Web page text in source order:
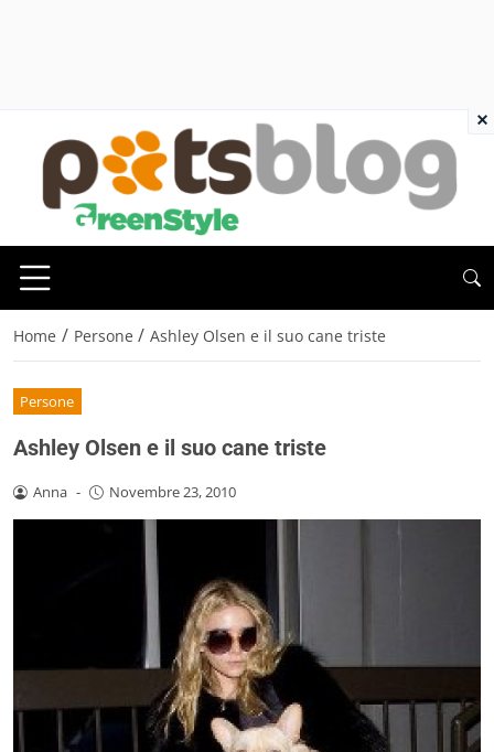
Home / Persone / Ashley Olsen e il suo cane triste
Persone
Ashley Olsen e il suo cane triste
Anna - Novembre 23, 2010
×